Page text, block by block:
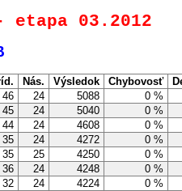
etapa 03.2012
Nás. Výsledok Chybovosť
46 24 5088
0 %
45 24 5040
0 %
44 24 4608
0 %
35 24 4272
0 %
35 25 4250
0 %
36 24 4248
0 %
32 24 4224
0 %